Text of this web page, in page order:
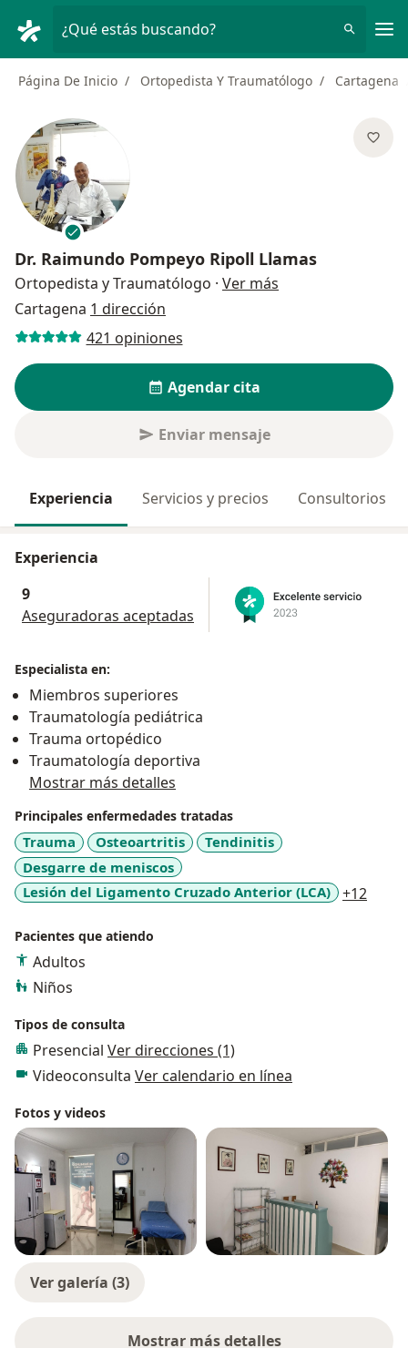
¿Qué estás buscando?
Página De Inicio Ortopedista Y Traumatólogo Cartagena
Dr. Raimundo Pompeyo Ripoll Llamas
Ortopedista y Traumatólogo · Ver más
Cartagena 1 dirección
421 opiniones
Agendar cita
Enviar mensaje
Experiencia Servicios y precios Consultorios
Experiencia
9
Aseguradoras aceptadas
Especialista en:
Miembros superiores
Traumatología pediátrica
Trauma ortopédico
Traumatología deportiva
Mostrar más detalles
Principales enfermedades tratadas
Trauma Osteoartritis
Tendinitis
Desgarre de meniscos
Lesión del Ligamento Cruzado Anterior (LCA)
+12
Pacientes que atiendo
Adultos
Niños
Tipos de consulta
Presencial Ver direcciones (1)
Videoconsulta Ver calendario en línea
Fotos y videos
Ver galería (3)
Mostrar más detalles